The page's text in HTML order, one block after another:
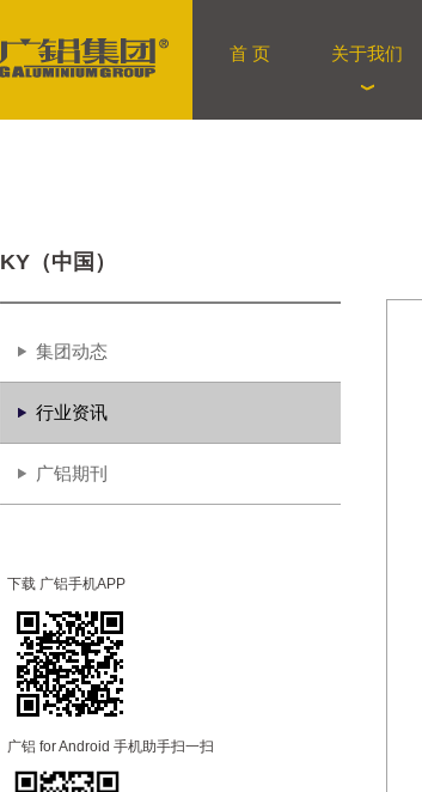
首 页 关于我们
KY（中国）
集团动态
行业资讯
广铝期刊
下载 广铝手机APP
广铝 for Android 手机助手扫一扫